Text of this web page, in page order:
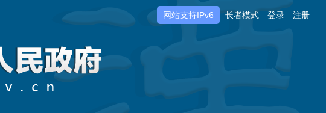
网站支持IPv6 长者模式 登录 注册